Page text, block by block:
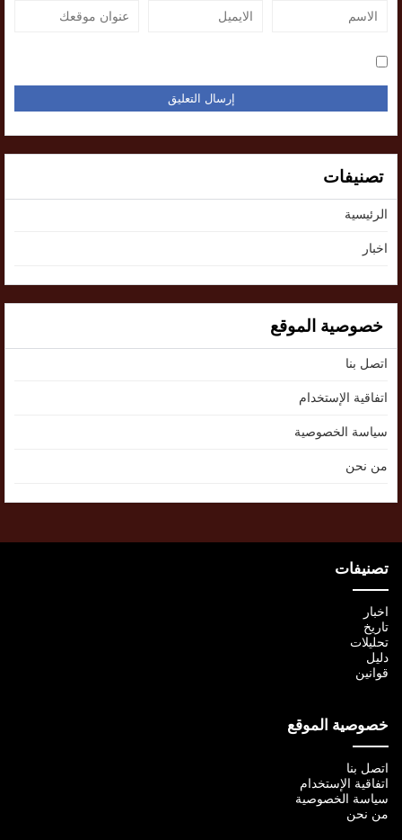
تصنيفات
الرئيسية
اخبار
خصوصية الموقع
اتصل بنا
اتفاقية الإستخدام
سياسة الخصوصية
من نحن
تصنيفات
اخبار
تاريخ
تحليلات
دليل
قوانين
خصوصية الموقع
اتصل بنا
اتفاقية الإستخدام
سياسة الخصوصية
من نحن